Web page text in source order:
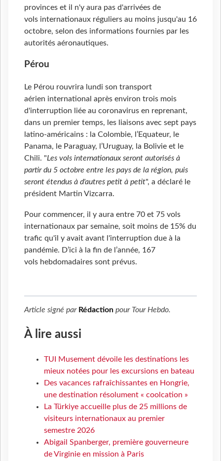
provinces et il n'y aura pas d'arrivées de
vols internationaux réguliers au moins jusqu'au 16
octobre, selon des informations fournies par les
autorités aéronautiques.
Pérou
Le Pérou rouvrira lundi son transport
aérien international après environ trois mois
d'interruption liée au coronavirus en reprenant,
dans un premier temps, les liaisons avec sept pays
latino-américains : la Colombie, l’Equateur, le
Panama, le Paraguay, l’Uruguay, la Bolivie et le
Chili. "Les vols internationaux seront autorisés à
partir du 5 octobre entre les pays de la région, puis
seront étendus à d'autres petit à petit", a déclaré le
président Martin Vizcarra.
Pour commencer, il y aura entre 70 et 75 vols
internationaux par semaine, soit moins de 15% du
trafic qu'il y avait avant l'interruption due à la
pandémie. D’ici à la fin de l’année, 167
vols hebdomadaires sont prévus.
Article signé par Rédaction pour Tour Hebdo.
À lire aussi
TUI Musement dévoile les destinations les
mieux notées pour les excursions en bateau
Des vacances rafraîchissantes en Hongrie,
une destination résolument « coolcation »
La Türkiye accueille plus de 25 millions de
visiteurs internationaux au premier
semestre 2026
Abigail Spanberger, première gouverneure
de Virginie en mission à Paris